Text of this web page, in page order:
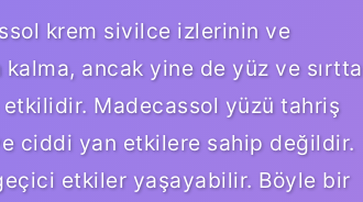
krem ​​sivilce izlerinin ve
ancak yine de yüz ve sırtta
Madecassol yüzü tahriş
ciddi yan etkilere sahip değildir.
etkiler yaşayabilir. Böyle bir